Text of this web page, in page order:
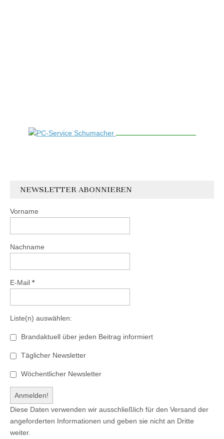
NEWSLETTER ABONNIEREN
Vorname
Nachname
E-Mail *
Liste(n) auswählen:
Brandaktuell über jeden Beitrag informiert
Täglicher Newsletter
Wöchentlicher Newsletter
Diese Daten verwenden wir ausschließlich für den Versand der
angeforderten Informationen und geben sie nicht an Dritte
weiter.